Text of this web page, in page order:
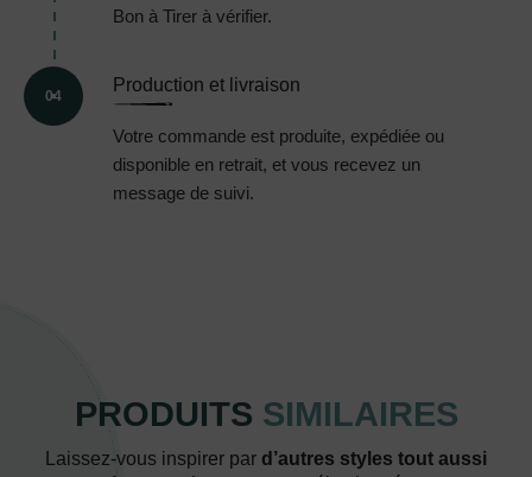
Bon à Tirer à vérifier.
04
Production et livraison
Votre commande est produite, expédiée ou
disponible en retrait, et vous recevez un
message de suivi.
PRODUITS SIMILAIRES
Laissez-vous inspirer par d’autres styles tout aussi